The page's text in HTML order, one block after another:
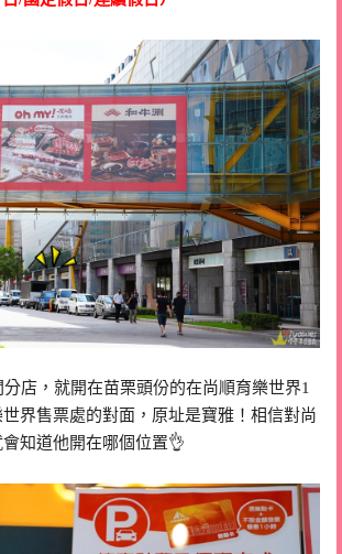
店，就開在苗栗頭份的在尚順育樂世界1
界售票處的對面，原址是寶雅！相信對尚
知道他開在哪個位置👌